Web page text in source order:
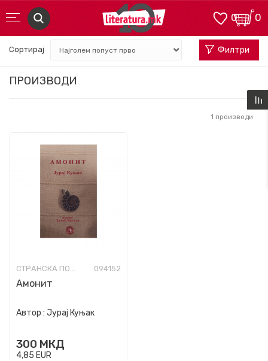
0
0
ПРОИЗВОДИ
Сортирај Филтри
1 производи
СТРАНСКА ПОЕЗИЈА-ПРЕПЕВИ 094152
Амонит
Автор : Јурај Куњак
300 МКД
4,85 EUR